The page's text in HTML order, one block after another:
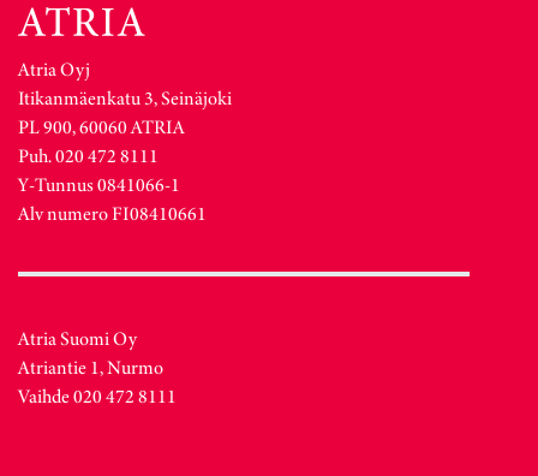
Atria Oyj
Itikanmäenkatu 3, Seinäjoki
PL 900, 60060 ATRIA
Puh. 020 472 8111
Y-Tunnus 0841066-1
Alv numero FI08410661
Atria Suomi Oy
Atriantie 1, Nurmo
Vaihde 020 472 8111